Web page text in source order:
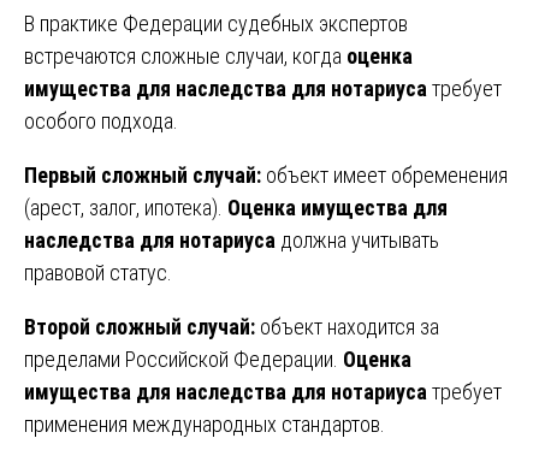
В практике Федерации судебных экспертов
встречаются сложные случаи, когда оценка
имущества для наследства для нотариуса требует
особого подхода.
Первый сложный случай: объект имеет обременения
(арест, залог, ипотека). Оценка имущества для
наследства для нотариуса должна учитывать
правовой статус.
Второй сложный случай: объект находится за
пределами Российской Федерации. Оценка
имущества для наследства для нотариуса требует
применения международных стандартов.